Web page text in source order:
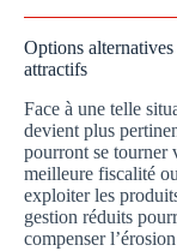
Options
attractifs
Face à une telle
devient plus
pourront se tourner
meilleure fiscalité
exploiter les
gestion réduits
compenser